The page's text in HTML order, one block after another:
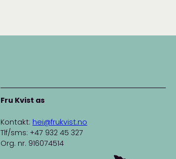
Fru Kvist as
Kontakt: hei@frukvist.no
Tlf/sms: +47 932 45 327
Org. nr. 916074514